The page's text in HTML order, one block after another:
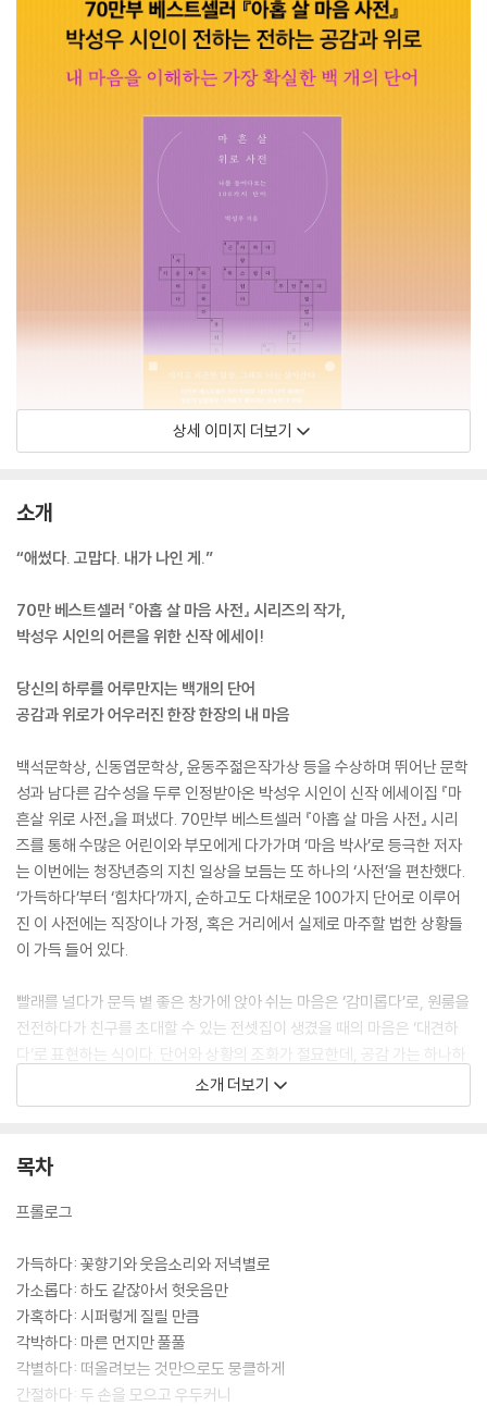
상세 이미지 더보기
소개
“애썼다. 고맙다. 내가 나인 게.”
70만 베스트셀러 『아홉 살 마음 사전』 시리즈의 작가,
박성우 시인의 어른을 위한 신작 에세이!
당신의 하루를 어루만지는 백개의 단어
공감과 위로가 어우러진 한장 한장의 내 마음
백석문학상, 신동엽문학상, 윤동주젊은작가상 등을 수상하며 뛰어난 문학
성과 남다른 감수성을 두루 인정받아온 박성우 시인이 신작 에세이집 『마
흔살 위로 사전』을 펴냈다. 70만부 베스트셀러 『아홉 살 마음 사전』 시리
즈를 통해 수많은 어린이와 부모에게 다가가며 ‘마음 박사’로 등극한 저자
는 이번에는 청장년층의 지친 일상을 보듬는 또 하나의 ‘사전’을 편찬했다.
‘가득하다’부터 ‘힘차다’까지, 순하고도 다채로운 100가지 단어로 이루어
진 이 사전에는 직장이나 가정, 혹은 거리에서 실제로 마주할 법한 상황들
이 가득 들어 있다.
빨래를 널다가 문득 볕 좋은 창가에 앉아 쉬는 마음은 ‘감미롭다’로, 원룸을
전전하다가 친구를 초대할 수 있는 전셋집이 생겼을 때의 마음은 ‘대견하
다’로 표현하는 식이다. 단어와 상황의 조화가 절묘한데, 공감 가는 하나하
나의 에피소드를 읽으며 독자들은 어렴풋할 뿐 정확하게 알 길 없었던 자
신의 마음을 돌아보게 된다. 이 사전을 읽고 “나에게 내 마음을 표현할 단
들이 공감하는 것도 이 때문이다.
지금의 기분을 찾아가며 발췌해 읽으면 독자들은 내 마음에 꼭 맞는 언어
잔잔한 파도처럼 마음을 다독이는 휴식을 선물받는 느낌을 받을 것이다.
어느 쪽을 선택하든 좋다. 이 책은 독자들의 하루를 어루만지며 “위로와 격
려와 사랑의 인생사전”(정호승 시인)으로 오래 곁에 머물 테니 말이다.
소개 더보기
목차
프롤로그
가득하다: 꽃향기와 웃음소리와 저녁별로
가소롭다: 하도 같잖아서 헛웃음만
가혹하다: 시퍼렇게 질릴 만큼
각박하다: 마른 먼지만 풀풀
각별하다: 떠올려보는 것만으로도 뭉클하게
간절하다: 두 손을 모으고 우두커니